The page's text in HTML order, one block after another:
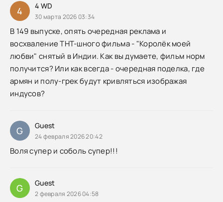
4 4 WD
30 марта 2026 03:34
В 149 выпуске, опять очередная реклама и
восхваление ТНТ-шного фильма - "Королёк моей
любви" снятый в Индии. Как вы думаете, фильм норм
получится? Или как всегда - очередная поделка, где
армян и полу-грек будут кривляться изображая
индусов?
G Guest
24 февраля 2026 20:42
Воля супер и соболь супер!!!
G Guest
2 февраля 2026 04:58